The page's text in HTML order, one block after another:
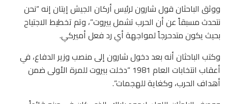
ووثق الباحثان قول شارون لرئيس أركان الجيش إيتان إنه “نحن
نتحدث مسبقاً عن أن الحرب تشمل بيروت”، وتم تخطيط الاجتياح
بحيث يكون متدحرجاً لمواجهة أي رد فعل أميركي.
وكتب الباحثان أنه بعد دخول شارون إلى منصب وزير الدفاع، في
أعقاب انتخابات العام 1981 “دخلت بيروت للمرة الأولى ضمن
أهداف الحرب، وكغاية للهجمات”.